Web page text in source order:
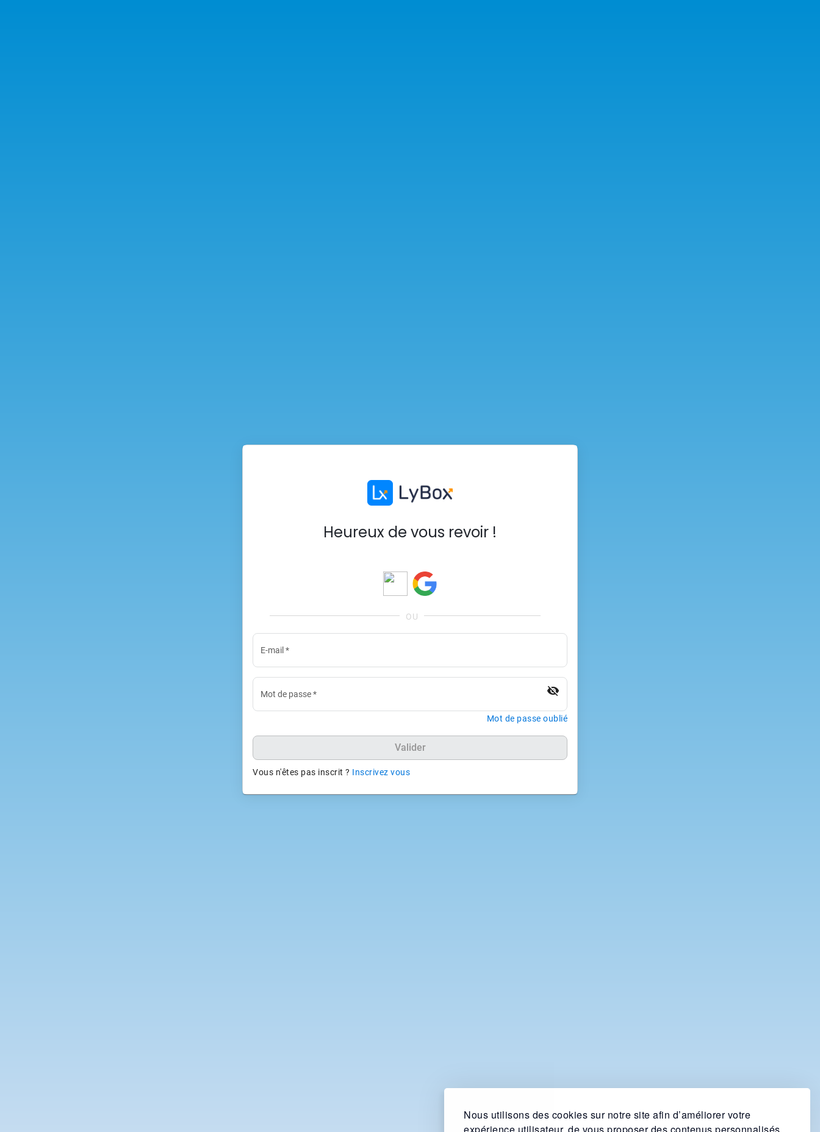
Nous utilisons des cookies sur notre site afin d’améliorer votre
Heureux de vous revoir !
E-mail *
Mot de passe* visibility_off
Mot de passe oublié
Valider
Vous n'êtes pas inscrit ? Inscrivez vous